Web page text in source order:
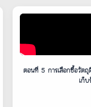
ตอนที่ 5 การเลือกซื้อวัตถุ
เก็